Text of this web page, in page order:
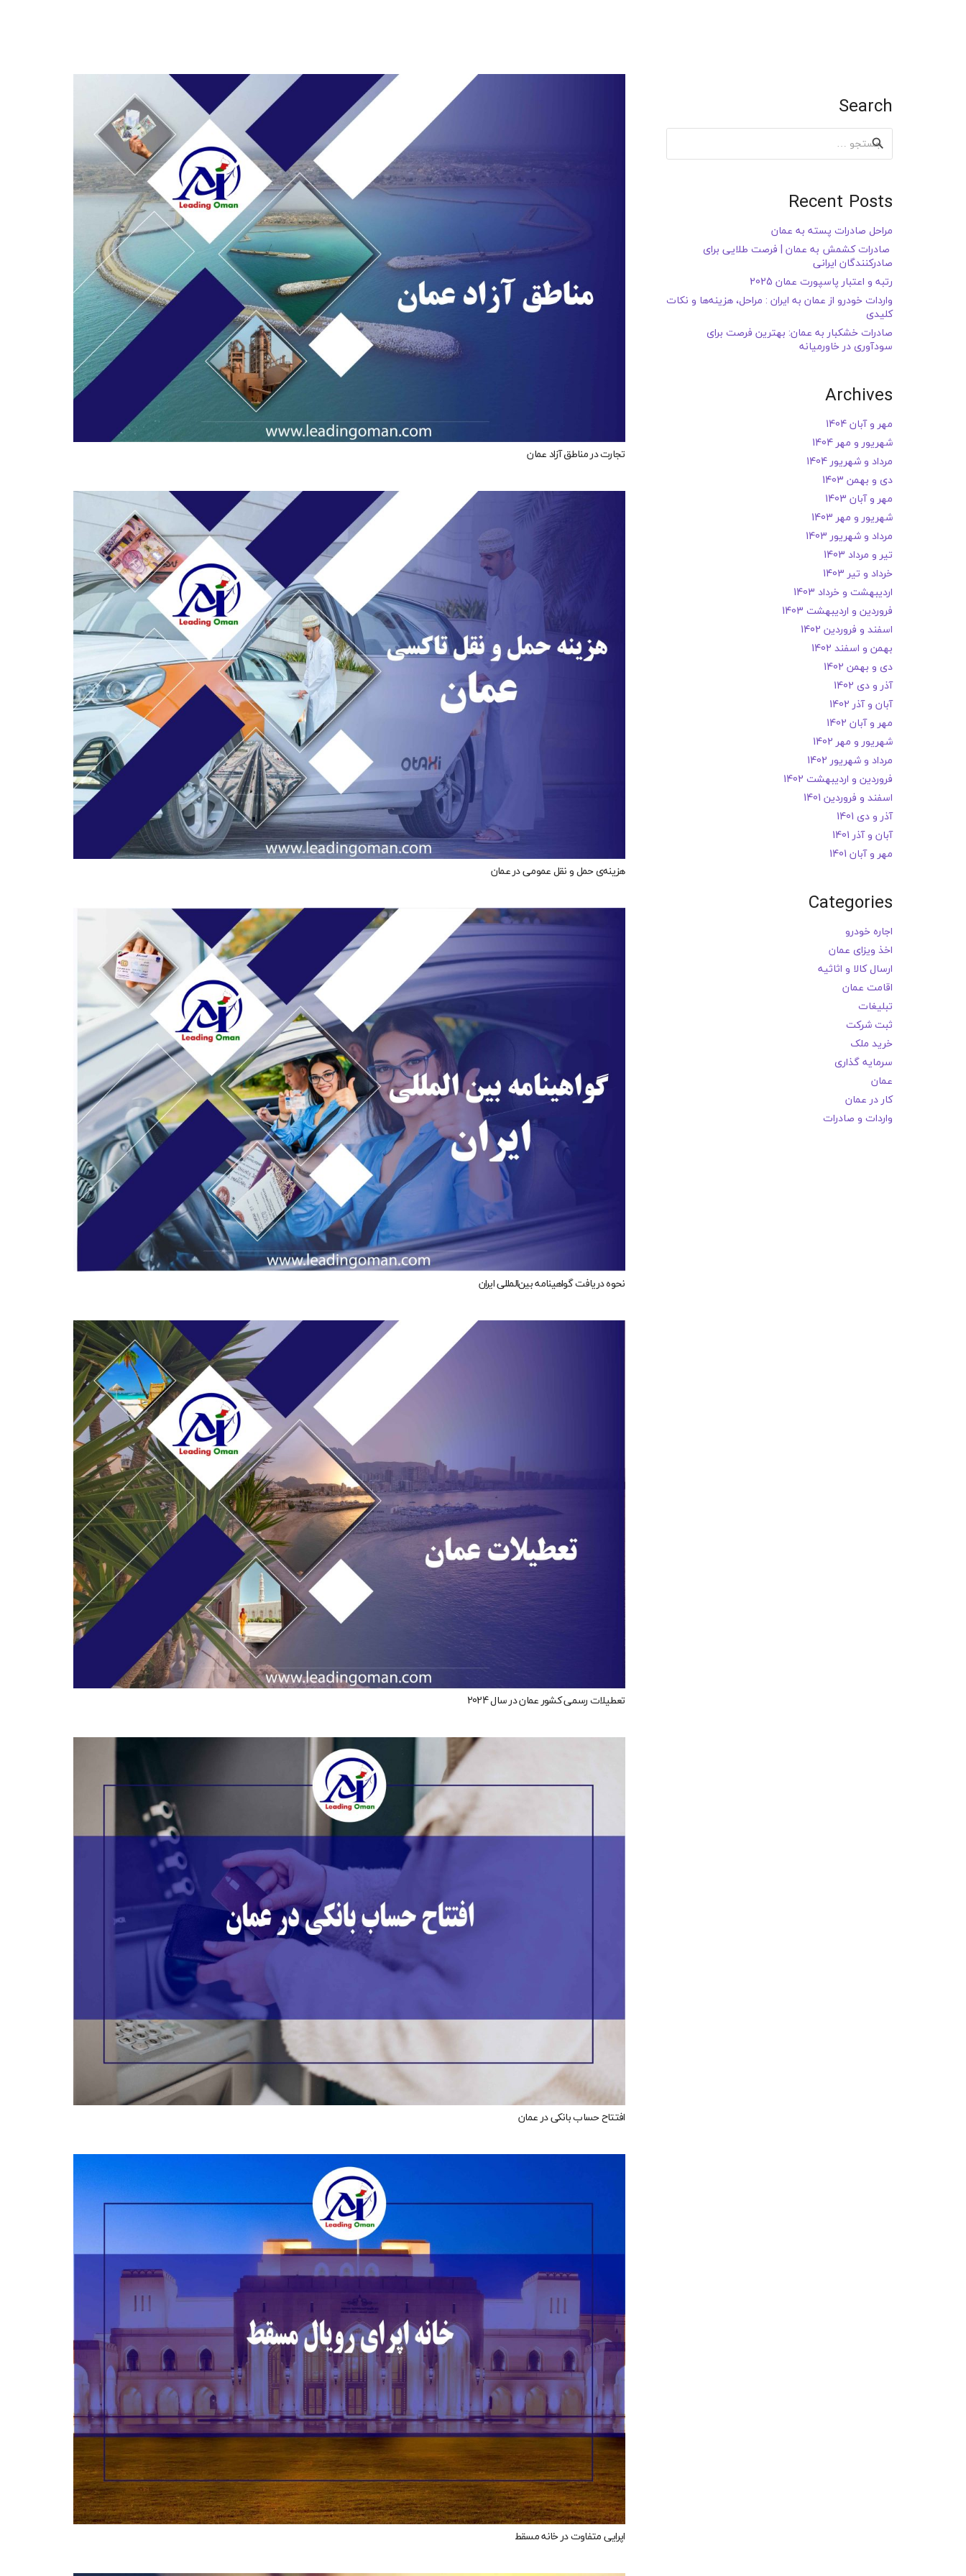
تجارت در مناطق آزاد عمان
هزینه‌ی حمل و نقل عمومی در عمان
نحوه دریافت گواهینامه بین‌المللی ایران
تعطیلات رسمی کشور عمان در سال 2024
افتتاح حساب بانکی در عمان
اپرایی متفاوت در خانه مسقط
Search
جستجو
برای:
Recent Posts
مراحل صادرات پسته به عمان
صادرات کشمش به عمان | فرصت طلایی برای
صادرکنندگان ایرانی
رتبه و اعتبار پاسپورت عمان 2025
واردات خودرو از عمان به ایران : مراحل، هزینه‌ها و نکات
کلیدی
صادرات خشکبار به عمان: بهترین فرصت برای
سودآوری در خاورمیانه
Archives
مهر و آبان 1404
شهریور و مهر 1404
مرداد و شهریور 1404
دی و بهمن 1403
مهر و آبان 1403
شهریور و مهر 1403
مرداد و شهریور 1403
تیر و مرداد 1403
خرداد و تیر 1403
اردیبهشت و خرداد 1403
فروردین و اردیبهشت 1403
اسفند و فروردین 1402
بهمن و اسفند 1402
دی و بهمن 1402
آذر و دی 1402
آبان و آذر 1402
مهر و آبان 1402
شهریور و مهر 1402
مرداد و شهریور 1402
فروردین و اردیبهشت 1402
اسفند و فروردین 1401
آذر و دی 1401
آبان و آذر 1401
مهر و آبان 1401
Categories
اجاره خودرو
اخذ ویزای عمان
ارسال کالا و اثاثیه
اقامت عمان
تبلیغات
ثبت شرکت
خرید ملک
سرمایه گذاری
عمان
کار در عمان
واردات و صادرات